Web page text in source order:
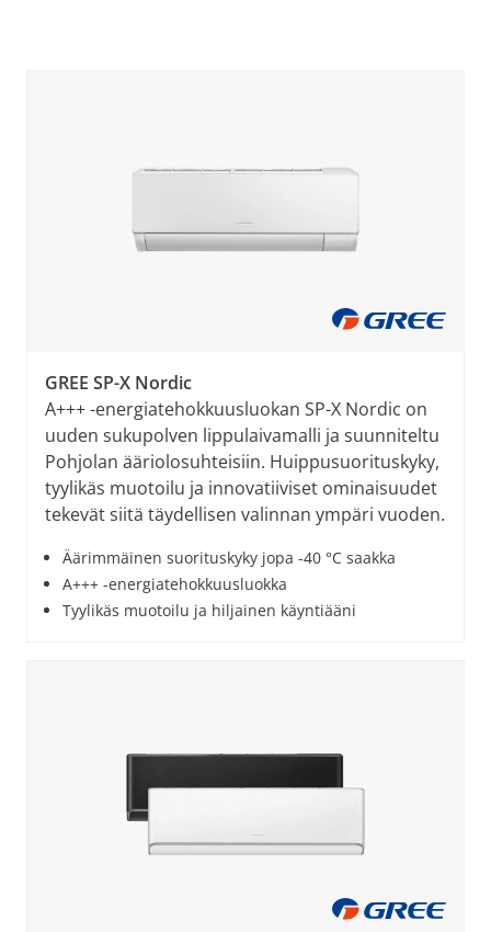
GREE SP-X Nordic
A+++ -energiatehokkuusluokan SP-X Nordic on
uuden sukupolven lippulaivamalli ja suunniteltu
Pohjolan ääriolosuhteisiin. Huippusuorituskyky,
tyylikäs muotoilu ja innovatiiviset ominaisuudet
tekevät siitä täydellisen valinnan ympäri vuoden.
Äärimmäinen suorituskyky jopa -40 °C saakka
A+++ -energiatehokkuusluokka
Tyylikäs muotoilu ja hiljainen käyntiääni